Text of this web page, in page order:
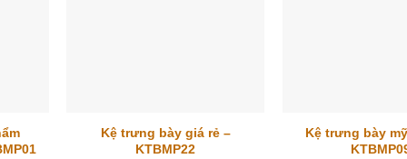
Kệ trưng bày giá rẻ –
KTBMP22
Kệ trưng bày